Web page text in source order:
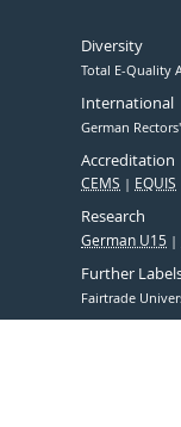
Diversity
Total E-Quality
International
German
Accreditation
CEMS EQUIS
Research
German U15
Further
Fairtrade